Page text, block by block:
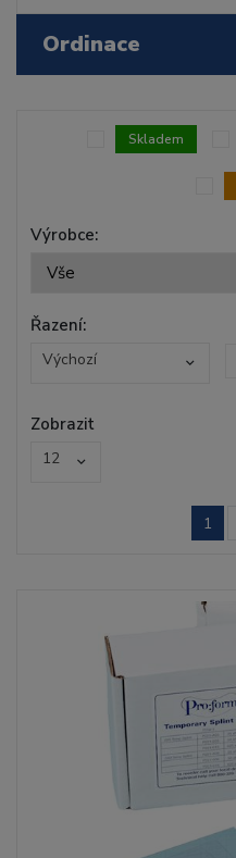
Ordinace
Výrobce:
Skladem
Řazení:
Výchozí
Zobrazit
12
1